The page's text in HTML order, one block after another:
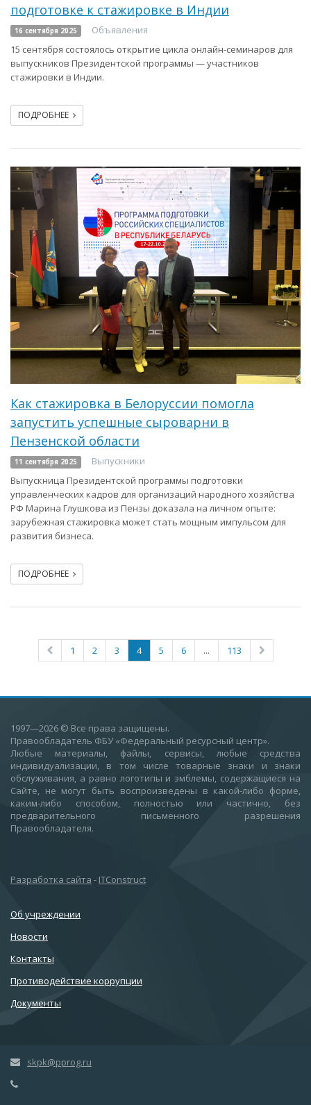
подготовке к стажировке в Индии
16 сентября 2025
Объявления
15 сентября состоялось открытие цикла онлайн-семинаров для
выпускников Президентской программы — участников
стажировки в Индии.
ПОДРОБНЕЕ
Как стажировка в Белоруссии помогла
запустить успешные сыроварни в
Пензенской области
11 сентября 2025
Выпускники
Выпускница Президентской программы подготовки
управленческих кадров для организаций народного хозяйства
РФ Марина Глушкова из Пензы доказала на личном опыте:
зарубежная стажировка может стать мощным импульсом для
развития бизнеса.
ПОДРОБНЕЕ
1 2 3 4 5 6 ... 113
1997—2026 © Все права защищены.
Правообладатель ФБУ «Федеральный ресурсный центр».
Любые материалы, файлы, сервисы, любые средства
индивидуализации, в том числе товарные знаки и знаки
обслуживания, а равно логотипы и эмблемы, содержащиеся на
Сайте, не могут быть воспроизведены в какой-либо форме,
каким-либо способом, полностью или частично, без
предварительного письменного разрешения
Правообладателя.
Разработка сайта - ITConstruct
Об учреждении
Новости
Контакты
Противодействие коррупции
Документы
skpk@pprog.ru